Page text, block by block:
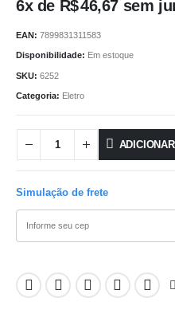
6x de R$46,67 sem
EAN: 7899831311583
Disponibilidade: Em estoque
SKU: 6252
Categoria: Eletro
Simulação de frete